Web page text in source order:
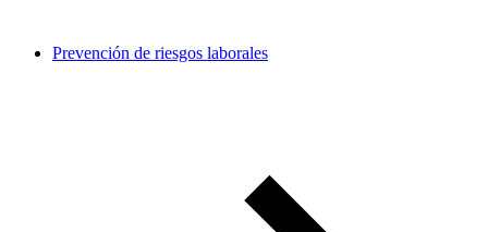
Prevención de riesgos laborales